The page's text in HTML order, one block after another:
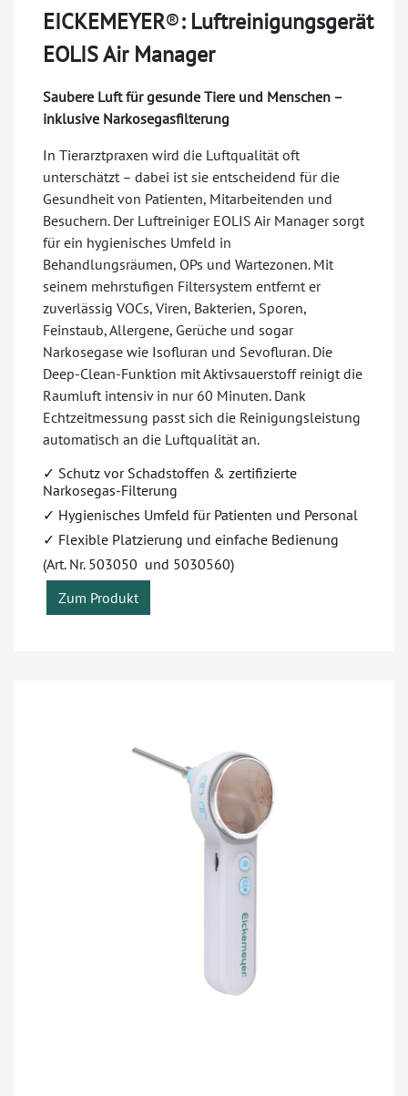
EICKEMEYER®: Luftreinigungsgerät
EOLIS Air Manager
Saubere Luft für gesunde Tiere und Menschen –
inklusive Narkosegasfilterung
In Tierarztpraxen wird die Luftqualität oft
unterschätzt – dabei ist sie entscheidend für die
Gesundheit von Patienten, Mitarbeitenden und
Besuchern. Der Luftreiniger EOLIS Air Manager sorgt
für ein hygienisches Umfeld in
Behandlungsräumen, OPs und Wartezonen. Mit
seinem mehrstufigen Filtersystem entfernt er
zuverlässig VOCs, Viren, Bakterien, Sporen,
Feinstaub, Allergene, Gerüche und sogar
Narkosegase wie Isofluran und Sevofluran. Die
Deep-Clean-Funktion mit Aktivsauerstoff reinigt die
Raumluft intensiv in nur 60 Minuten. Dank
Echtzeitmessung passt sich die Reinigungsleistung
automatisch an die Luftqualität an.
✓ Schutz vor Schadstoffen & zertifizierte
Narkosegas-Filterung
✓ Hygienisches Umfeld für Patienten und Personal
✓ Flexible Platzierung und einfache Bedienung
(Art. Nr. 503050 und 5030560)
Zum Produkt